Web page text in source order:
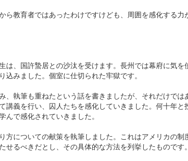
ら教育者ではあったわけですけども、周囲を感化する力
は、国許蟄居との沙汰を受けます。長州では幕府に気を
みました。個室に仕切られた牢獄です。
、執筆も重ねたという話を書きましたが、それだけでは
講義を行い、囚人たちを感化していきました。何十年と
で感化されていきました。
方についての献策を執筆しました。これはアメリカの制
るべきだとし、その具体的な方法を列挙したものです。